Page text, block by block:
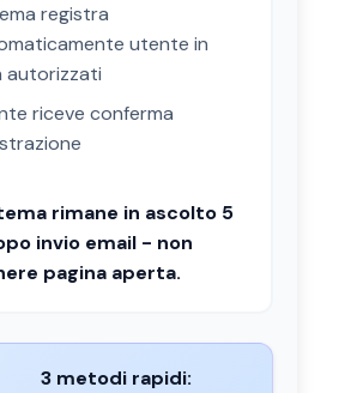
registra
utente in
autorizzati
riceve conferma
rimane in ascolto 5
invio email - non
pagina aperta.
3 metodi rapidi: